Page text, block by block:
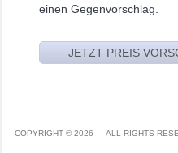
einen Gegenvorschlag.
COPYRIGHT © 2026 — ALL RIGHTS